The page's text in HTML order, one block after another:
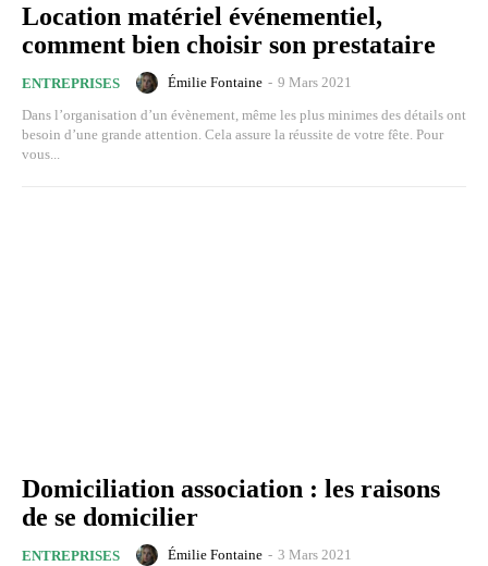
Location matériel événementiel,
comment bien choisir son prestataire
ENTREPRISES Émilie Fontaine - 9 Mars 2021
Dans l’organisation d’un évènement, même les plus minimes des détails ont
besoin d’une grande attention. Cela assure la réussite de votre fête. Pour
vous...
Domiciliation association : les raisons
de se domicilier
ENTREPRISES Émilie Fontaine - 3 Mars 2021